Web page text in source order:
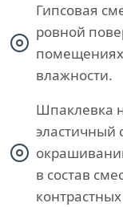
Гипсовая
ровной
влажности.
Шпаклевка
эластичный
в состав